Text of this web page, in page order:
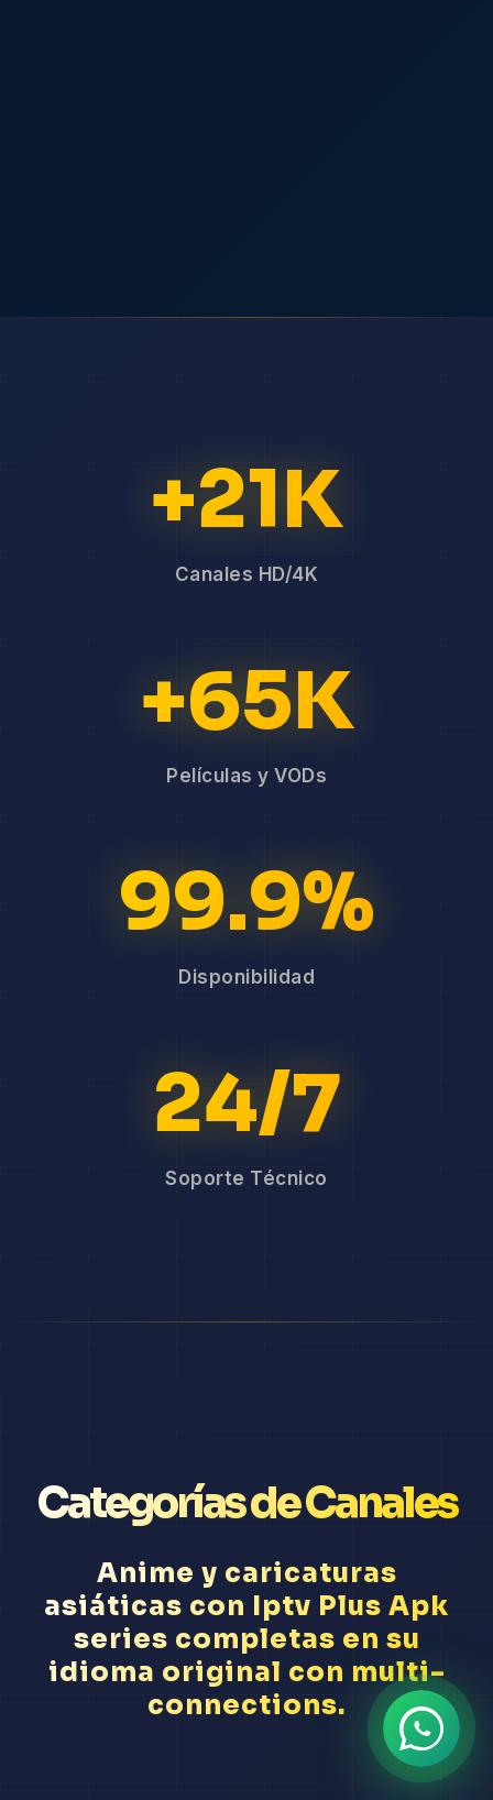
+21K
Canales HD/4K
+65K
Películas y VODs
99.9%
Disponibilidad
24/7
Soporte Técnico
Categorías de Canales
Anime y caricaturas
asiáticas con Iptv Plus Apk
series completas en su
idioma original con multi-
connections.